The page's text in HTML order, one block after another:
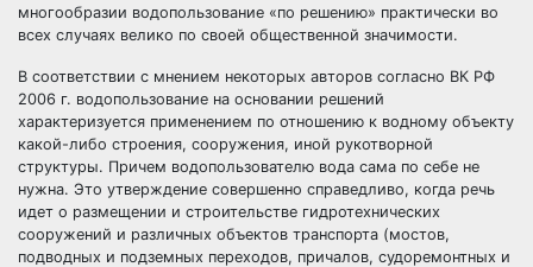
многообразии водопользование «по решению» практически во
всех случаях велико по своей общественной значимости.
В соответствии с мнением некоторых авторов согласно ВК РФ
2006 г. водопользование на основании решений
характеризуется применением по отношению к водному объекту
какой-либо строения, сооружения, иной рукотворной
структуры. Причем водопользователю вода сама по себе не
нужна. Это утверждение совершенно справедливо, когда речь
идет о размещении и строительстве гидротехнических
сооружений и различных объектов транспорта (мостов,
подводных и подземных переходов, причалов, судоремонтных и